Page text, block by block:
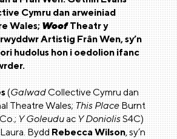
Cymru dan arweiniad
Wales;WoofTheatr y
Artistig Frân Wen, sy’n
hudolus hon i oedolion ifanc
(GalwadCollective Cymru dan
Theatre Wales;This PlaceBurnt
Y GoleuduacY DoniolisS4C)
ByddRebecca Wilson, sy’n